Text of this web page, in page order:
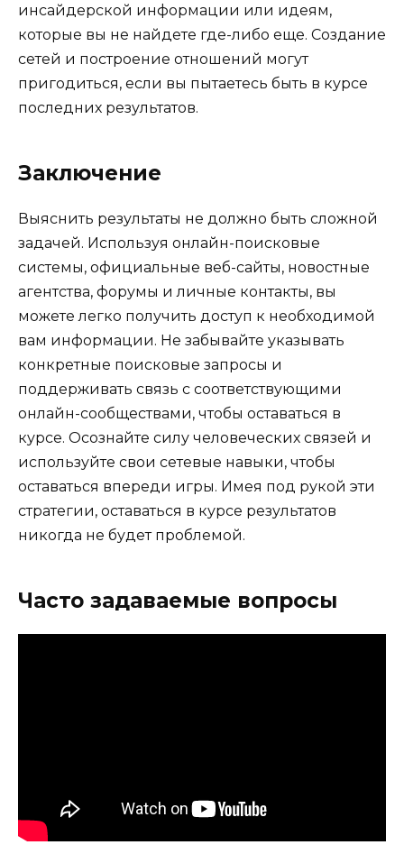
инсайдерской информации или идеям,
которые вы не найдете где-либо еще. Создание
сетей и построение отношений могут
пригодиться, если вы пытаетесь быть в курсе
последних результатов.
Заключение
Выяснить результаты не должно быть сложной
задачей. Используя онлайн-поисковые
системы, официальные веб-сайты, новостные
агентства, форумы и личные контакты, вы
можете легко получить доступ к необходимой
вам информации. Не забывайте указывать
конкретные поисковые запросы и
поддерживать связь с соответствующими
онлайн-сообществами, чтобы оставаться в
курсе. Осознайте силу человеческих связей и
используйте свои сетевые навыки, чтобы
оставаться впереди игры. Имея под рукой эти
стратегии, оставаться в курсе результатов
никогда не будет проблемой.
Часто задаваемые вопросы